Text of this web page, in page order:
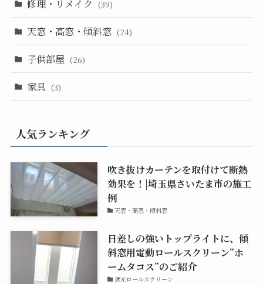
修理・リメイク (39)
天窓・高窓・傾斜窓 (24)
子供部屋 (26)
家具 (3)
人気ランキング
吹き抜けカーテンを取付けて断熱
効果を！|埼玉県さいたま市の施工
例
天窓・高窓・傾斜窓
日差しの強いトップライトに、傾
斜窓用電動ロールスクリーン”ホ
ームタコス”のご紹介
遮光ロールスクリーン